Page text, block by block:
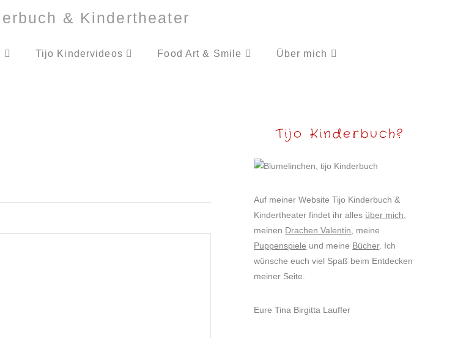
Tijo Kindervideos Food Art & Smile Über mich
Tijo Kinderbuch?
Auf meiner Website Tijo Kinderbuch &
Kindertheater findet ihr alles über mich
meinen Drachen Valentin , meine
Puppenspiele und meine Bücher. Ich
wünsche euch viel Spaß beim Entdecken
meiner Seite.
Eure Tina Birgitta Lauffer